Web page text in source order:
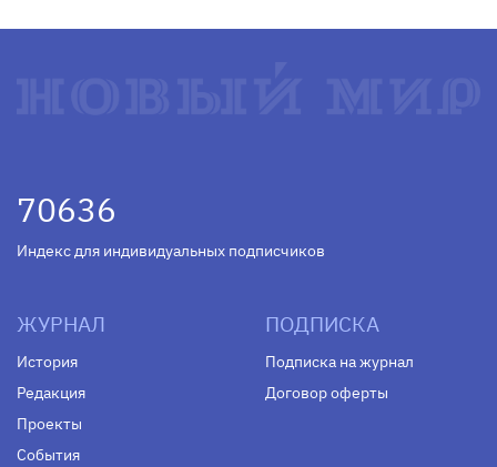
70636
Индекс для индивидуальных подписчиков
ЖУРНАЛ
История
Редакция
Проекты
События
ПОДПИСКА
Подписка на журнал
Договор оферты